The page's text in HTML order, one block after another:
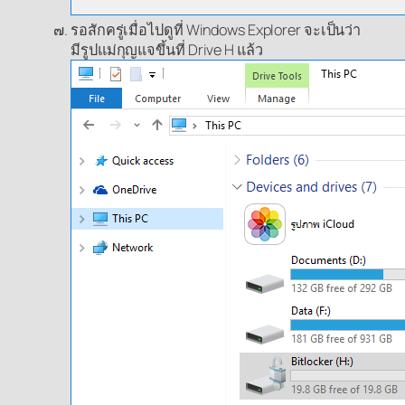
รอสักครู่เมื่อไปดูที่ Windows Explorer จะเป็นว่า
มีรูปแม่กุญแจขึ้นที่ Drive H แล้ว